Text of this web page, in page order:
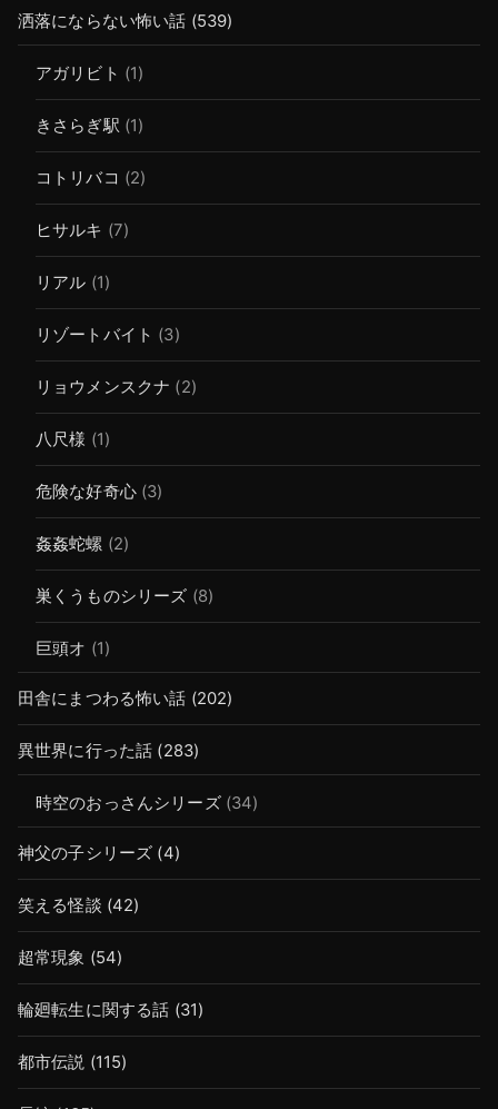
洒落にならない怖い話 (539)
アガリビト (1)
きさらぎ駅 (1)
コトリバコ (2)
ヒサルキ (7)
リアル (1)
リゾートバイト (3)
リョウメンスクナ (2)
八尺様 (1)
危険な好奇心(3)
姦姦蛇螺 (2)
巣くうものシリーズ (8)
巨頭オ (1)
田舎にまつわる怖い話 (202)
異世界に行った話 (283)
時空のおっさんシリーズ(34)
神父の子シリーズ (4)
笑える怪談 (42)
超常現象 (54)
輪廻転生に関する話 (31)
都市伝説 (115)